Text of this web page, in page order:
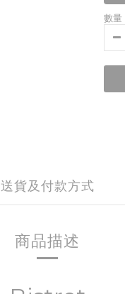
數量
送貨及付款方式
商品描述